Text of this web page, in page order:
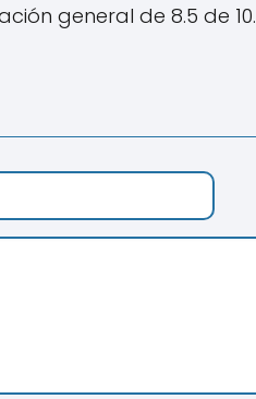
general de 8.5 de 10.